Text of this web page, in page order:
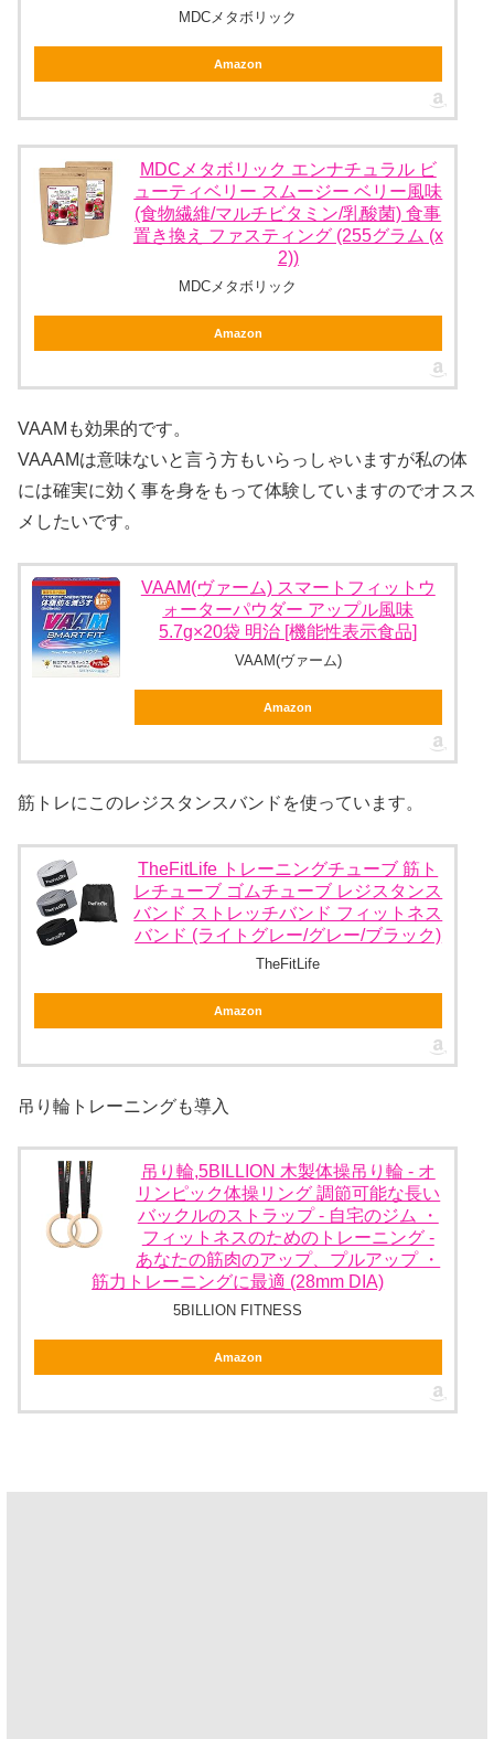
MDCメタボリック
Amazon
MDCメタボリック エンナチュラル ビ
ューティベリー スムージー ベリー風味
(食物繊維/マルチビタミン/乳酸菌) 食事
置き換え ファスティング (255グラム (x
2))
MDCメタボリック
Amazon
VAAMも効果的です。
VAAAMは意味ないと言う方もいらっしゃいますが私の体
には確実に効く事を身をもって体験していますのでオスス
メしたいです。
VAAM(ヴァーム) スマートフィットウ
ォーターパウダー アップル風味
5.7g×20袋 明治 [機能性表示食品]
VAAM(ヴァーム)
Amazon
筋トレにこのレジスタンスバンドを使っています。
TheFitLife トレーニングチューブ 筋ト
レチューブ ゴムチューブ レジスタンス
バンド ストレッチバンド フィットネス
バンド (ライトグレー/グレー/ブラック)
TheFitLife
Amazon
吊り輪トレーニングも導入
吊り輪,5BILLION 木製体操吊り輪 - オ
リンピック体操リング 調節可能な長い
バックルのストラップ - 自宅のジム ・
フィットネスのためのトレーニング -
あなたの筋肉のアップ、プルアップ ・
筋力トレーニングに最適 (28mm DIA)
5BILLION FITNESS
Amazon